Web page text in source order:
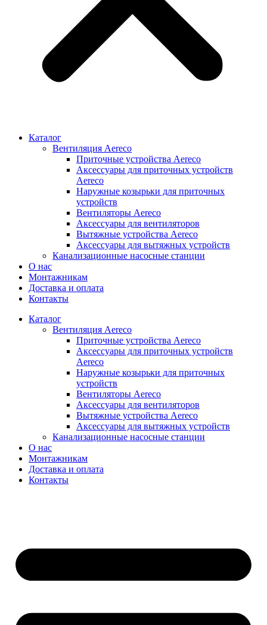
Каталог
Вентиляция Aereco
Приточные устройства Aereco
Аксессуары для приточных устройств
Aereco
Наружные козырьки для приточных
устройств
Вентиляторы Aereco
Аксессуары для вентиляторов
Вытяжные устройства Aereco
Аксессуары для вытяжных устройств
Канализационные насосные станции
О нас
Монтажникам
Доставка и оплата
Контакты
Каталог
Вентиляция Aereco
Приточные устройства Aereco
Аксессуары для приточных устройств
Aereco
Наружные козырьки для приточных
устройств
Вентиляторы Aereco
Аксессуары для вентиляторов
Вытяжные устройства Aereco
Аксессуары для вытяжных устройств
Канализационные насосные станции
О нас
Монтажникам
Доставка и оплата
Контакты